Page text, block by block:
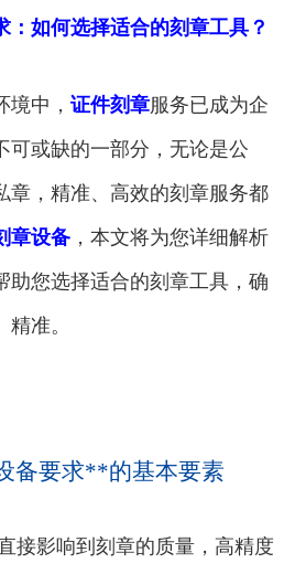
：如何选择适合的刻章工具？
中， 证件刻章服务已成为企
可或缺的一部分，无论是公
章，精准、高效的刻章服务都
章设备 ，本文将为您详细解析
助您选择适合的刻章工具，确
准。
备要求**的基本要素
接影响到刻章的质量，高精度